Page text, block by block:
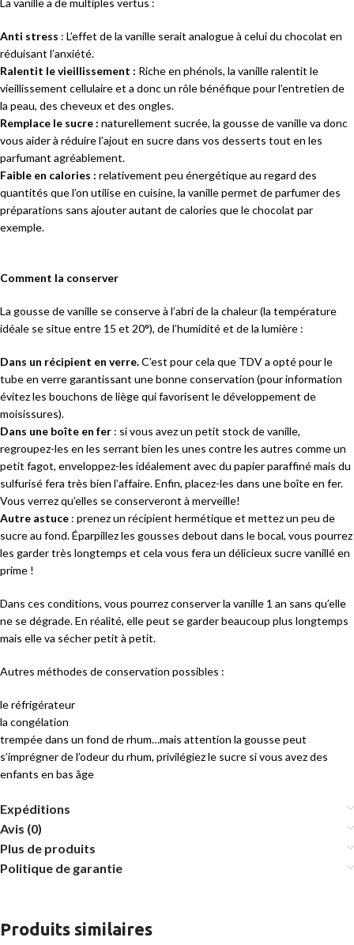
Anti stress : L’effet de la vanille serait analogue à celui du chocolat en
réduisant l’anxiété.
Ralentit le vieillissement : Riche en phénols, la vanille ralentit le
vieillissement cellulaire et a donc un rôle bénéfique pour l’entretien de
la peau, des cheveux et des ongles.
Remplace le sucre : naturellement sucrée, la gousse de vanille va donc
vous aider à réduire l’ajout en sucre dans vos desserts tout en les
parfumant agréablement.
Faible en calories : relativement peu énergétique au regard des
quantités que l’on utilise en cuisine, la vanille permet de parfumer des
préparations sans ajouter autant de calories que le chocolat par
exemple.
Comment la conserver
La gousse de vanille se conserve à l’abri de la chaleur (la température
idéale se situe entre 15 et 20°), de l’humidité et de la lumière :
Dans un récipient en verre.C’est pour cela que TDV a opté pour le
tube en verre garantissant une bonne conservation (pour information
évitez les bouchons de liège qui favorisent le développement de
moisissures).
Dans une boîte en fer : si vous avez un petit stock de vanille,
regroupez-les en les serrant bien les unes contre les autres comme un
petit fagot, enveloppez-les idéalement avec du papier paraffiné mais du
sulfurisé fera très bien l’affaire. Enfin, placez-les dans une boîte en fer.
Vous verrez qu’elles se conserveront à merveille!
Autre astuce : prenez un récipient hermétique et mettez un peu de
sucre au fond. Éparpillez les gousses debout dans le bocal, vous pourrez
les garder très longtemps et cela vous fera un délicieux sucre vanillé en
prime !
Dans ces conditions, vous pourrez conserver la vanille 1 an sans qu’elle
ne se dégrade. En réalité, elle peut se garder beaucoup plus longtemps
mais elle va sécher petit à petit.
Autres méthodes de conservation possibles :
le réfrigérateur
la congélation
trempée dans un fond de rhum…mais attention la gousse peut
s’imprégner de l’odeur du rhum, privilégiez le sucre si vous avez des
enfants en bas âge
Expéditions
Avis (0)
Plus de produits
Politique de garantie
Produits similaires